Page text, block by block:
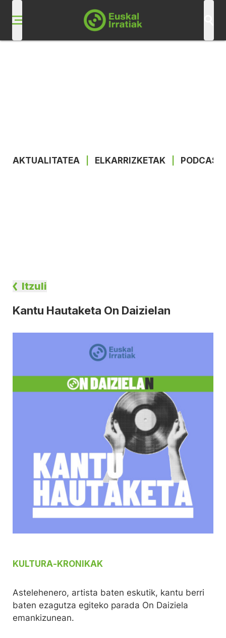
AKTUALITATEA ELKARRIZKETAK
Itzuli
Kantu Hautaketa On Daizielan
KULTURA- KRONIKAK
Astelehenero, artista baten eskutik, kantu berri
baten ezagutza egiteko parada On Daiziela
emankizunean.